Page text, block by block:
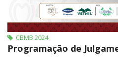
CBMB 2024
Programação de